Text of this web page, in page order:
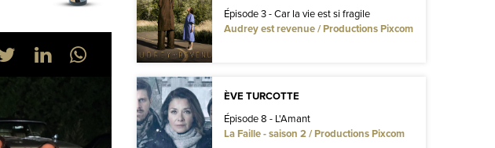
Épisode 3 - Car la vie est si fragile
Audrey est revenue / Productions Pixcom
ÈVE TURCOTTE
Épisode 8 - L'Amant
La Faille - saison 2 / Productions Pixcom